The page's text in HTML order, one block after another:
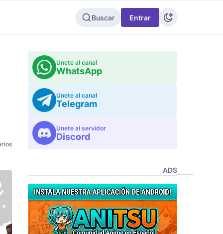
Buscar Entrar
Unete al canal
WhatsApp
Unete al canal
Telegram
Unete al servidor
Discord
ADS